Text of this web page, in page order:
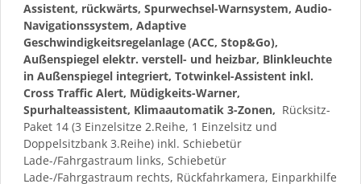
Assistent, rückwärts, Spurwechsel-Warnsystem, Audio-
Navigationssystem, Adaptive
Geschwindigkeitsregelanlage (ACC, Stop&Go),
Außenspiegel elektr. verstell- und heizbar, Blinkleuchte
in Außenspiegel integriert, Totwinkel-Assistent inkl.
Cross Traffic Alert, Müdigkeits-Warner,
Spurhalteassistent, Klimaautomatik 3-Zonen, Rücksitz-
Paket 14 (3 Einzelsitze 2.Reihe, 1 Einzelsitz und
Doppelsitzbank 3.Reihe) inkl. Schiebetür
Lade-/Fahrgastraum links, Schiebetür
Lade-/Fahrgastraum rechts, Rückfahrkamera, Einparkhilfe